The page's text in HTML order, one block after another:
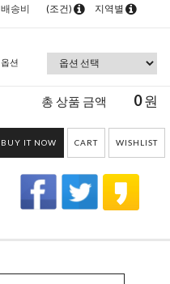
배송비 (조건) 지역별
옵션
총 상품 금액 0원
BUY IT NOW CART WISHLIST